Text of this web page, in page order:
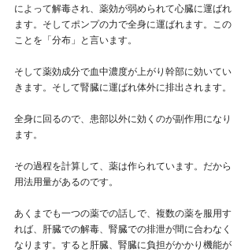
によって解毒され、薬効が弱められて心臓に運ばれ
ます。そしてポンプの力で全身に運ばれます。この
ことを「分布」と言います。
そして薬効成分で血中濃度が上がり幹部に効いてい
きます。そして腎臓に運ばれ体外に排出されます。
全身に回るので、患部以外に効くのが副作用になり
ます。
その過程を計算して、薬は作られています。だから
用法用量があるのです。
あくまでも一つの薬での話しで、複数の薬を服用す
れば、肝臓での解毒、腎臓での排泄が間に合わなく
なります。すると肝臓、腎臓に負担がかかり機能が